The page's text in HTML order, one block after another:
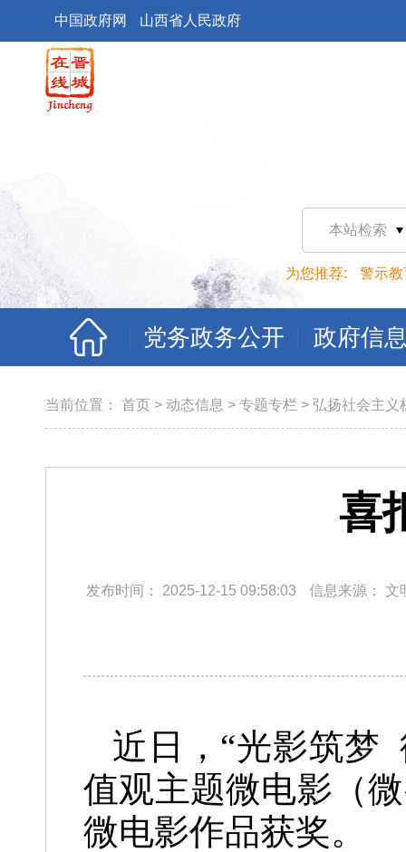
中国政府网 山西省人民政府
本站检索
为您推荐: 警示教
党务政务公开 政府信
当前位置： 首页 > 动态信息 > 专题专栏 > 弘扬社会主义
喜
发布时间： 2025-12-15 09:58:03 信息来源： 文
近日，“光影筑
值观主题微电影（
微电影作品获奖。